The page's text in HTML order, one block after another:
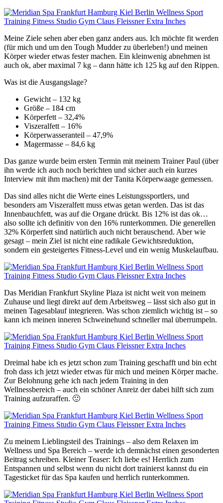
Meine Ziele sehen aber eben ganz anders aus. Ich möchte fit werden
(für mich und um den Tough Mudder zu überleben!) und meinen
Körper wieder etwas fester machen. Ein kleinwenig abnehmen ist
auch ok, aber maximal 7 kg – dann hätte ich 125 kg auf den Rippen.
Was ist die Ausgangslage?
Gewicht – 132 kg
Größe – 184 cm
Körperfett – 32,4%
Viszeralfett – 16%
Körperwasseranteil – 47,9%
Magermasse – 84,6 kg
Das ganze wurde beim ersten Termin mit meinem Trainer Paul (über
ihn werde ich auch noch berichten und sicher auch ein kurzes
Interview mit ihm machen) mit der Tanita Körperwaage gemessen.
Das sind alles nicht die Werte eines Leistungssportlers, und
besonders am Viszeralfett muss etwas getan werden. Das ist das
Innenbauchfett, was auf die Organe drückt. Bis 12% ist das ok…
also sollte ich definitiv von den 16% runterkommen. Die generellen
32% Körperfett sind natürlich auch nicht berauschend. Aber wie
gesagt – mein Ziel ist nicht eine radikale Gewichtsreduktion,
sondern ein gesteigertes Fitness-Level und ein wenig Muskelaufbau.
Das Meridian Frankfurt Skyline Plaza ist nicht weit von meinem
Zuhause und liegt direkt auf dem Arbeitsweg – lässt sich also gut in
meinen Tagesablauf integrieren. Was schon ziemlich wichtig ist – so
kann ich meinen inneren Schweinehund schneller mal überrumpeln.
Dreimal habe ich es jetzt schon zum Training geschafft und bin echt
froh dass ich jetzt wieder etwas für mich und meinen Körper mache.
Zur Belohnung gehe ich nach jedem Training in den
Wellnessbereich – auch ein schöner Anreiz der dabei hilft sich zum
Training aufzuraffen. 🙂
Zu meinem Lieblingsteil des Trainings – also dem Relaxen im
Wellness und Spa Bereich – werde ich demnächst einen gesonderten
Beitrag schreiben. Kleiner Teaser: Ich liebe es! Herrlich zum
Entspannen und selbst wenn du nicht dort trainierst kannst du ein
Tagesticket für das Spa kaufen und herrlich runterkommen.